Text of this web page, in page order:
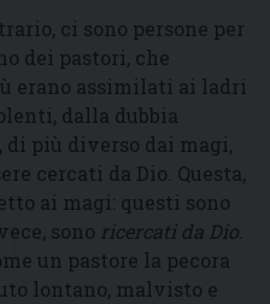
ci sono persone per
dei pastori, che
erano assimilati ai ladri
dalla dubbia
più diverso dai magi,
cercati da Dio. Questa,
ai magi: questi sono
sono ricercati da Dio
un pastore la pecora
lontano, malvisto e